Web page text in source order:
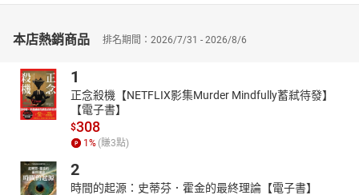
本店熱銷商品 排名期間：2026/7/31 - 2026/8/6
1
正念殺機【NETFLIX影集Murder Mindfully蓄弒待發】
【電子書】
$308
1 % (賺3點)
2
時間的起源：史蒂芬．霍金的最終理論【電子書】